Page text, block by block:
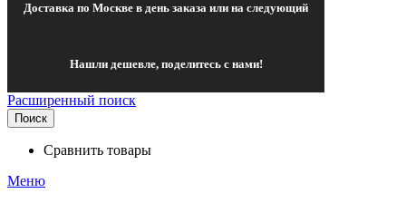
Доставка по Москве в день заказа или на следующий
Нашли дешевле, поделитесь с нами!
Расширенный поиск
Поиск
Сравнить товары
Меню